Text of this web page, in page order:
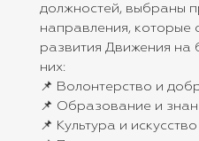
должностей, выбраны
направления, которые
развития Движения на
них:
📌 Волонтерство и
📌 Образование и
📌 Культура и искусство